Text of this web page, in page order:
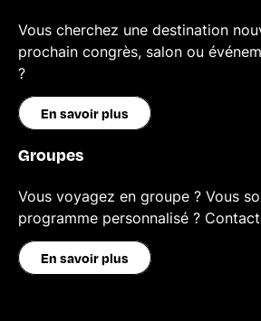
Vous cherchez une destination
prochain congrès, salon ou
?
En savoir plus
Groupes
Vous voyagez en groupe ? Vous
programme personnalisé ?
En savoir plus